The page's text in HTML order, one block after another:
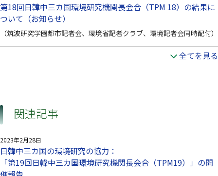
第18回日韓中三カ国環境研究機関長会合（TPM 18）の結果に
ついて（お知らせ）
（筑波研究学園都市記者会、環境省記者クラブ、環境記者会同時配付）
全てを見る
関連記事
2023年2月28日
日韓中三カ国の環境研究の協力：
「第19回日韓中三カ国環境研究機関長会合（TPM19）」の開